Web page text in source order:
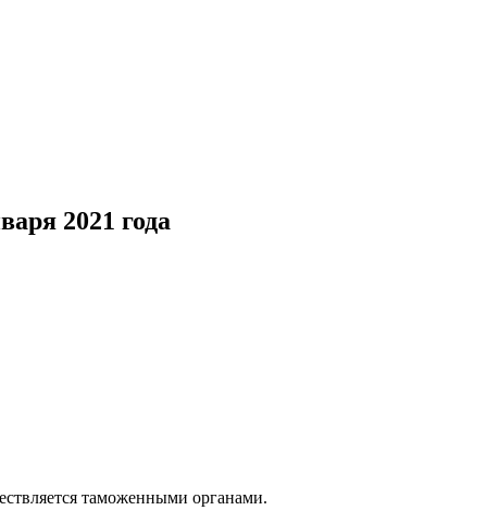
2021 года
таможенными органами.